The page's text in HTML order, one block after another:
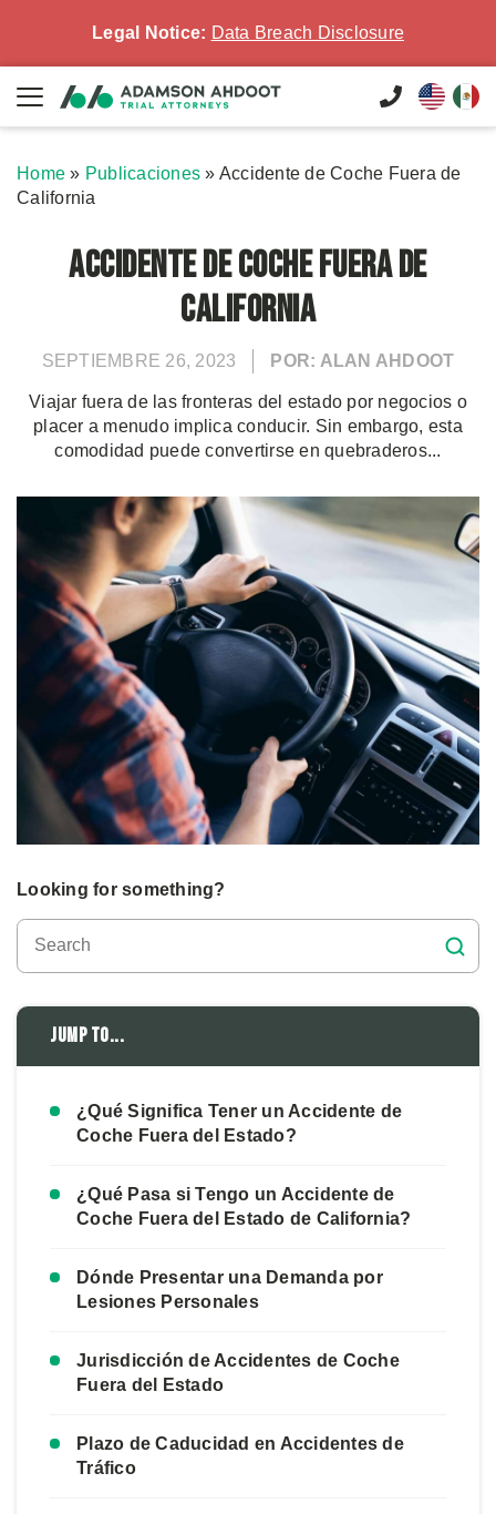
Legal Notice: Data Breach Disclosure
Home » Publicaciones » Accidente de Coche Fuera de
California
Accidente de Coche Fuera de
California
SEPTIEMBRE 26, 2023 POR: ALAN AHDOOT
Viajar fuera de las fronteras del estado por negocios o
placer a menudo implica conducir. Sin embargo, esta
comodidad puede convertirse en quebraderos...
Looking for something?
Jump to...
¿Qué Significa Tener un Accidente de
Coche Fuera del Estado?
¿Qué Pasa si Tengo un Accidente de
Coche Fuera del Estado de California?
Dónde Presentar una Demanda por
Lesiones Personales
Jurisdicción de Accidentes de Coche
Fuera del Estado
Plazo de Caducidad en Accidentes de
Tráfico